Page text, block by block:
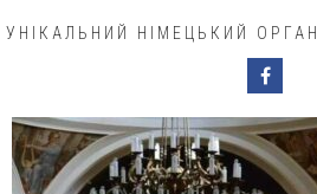
УНІКАЛЬНИЙ НІМЕЦЬКИЙ ОРГАН